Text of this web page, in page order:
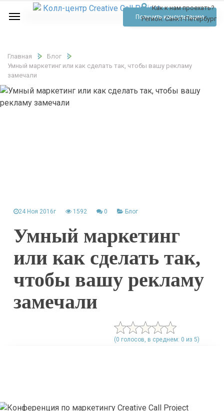
Как к нам проехать?
Регион:Санкт-Петербург
Отзывы
Контакты
Получить консультацию
Главная
Блог
Умный маркетинг или как сделать так, чтобы вашу рекламу
замечали
24 Ноя 2016г 1592 0 Блог
Умный маркетинг
или как сделать так,
чтобы вашу рекламу
замечали
(0 голосов, в среднем: 0 из 5)